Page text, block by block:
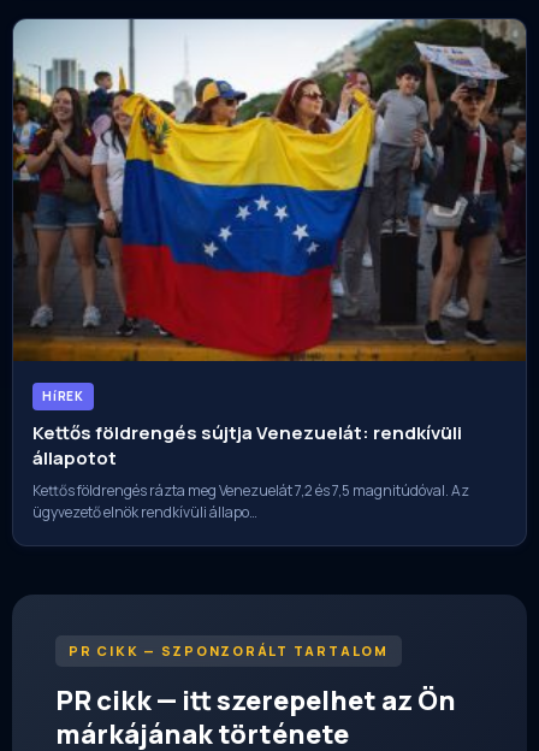
HíREK
Kettős földrengés sújtja Venezuelát: rendkívüli
állapotot
Kettős földrengés rázta meg Venezuelát 7,2 és 7,5 magnitúdóval. Az
ügyvezető elnök rendkívüli állapo…
PR CIKK — SZPONZORÁLT TARTALOM
PR cikk — itt szerepelhet az Ön
márkájának története